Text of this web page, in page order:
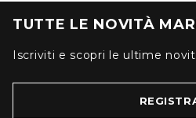
TUTTE LE NOVITÀ
Iscriviti e scopri le ultime